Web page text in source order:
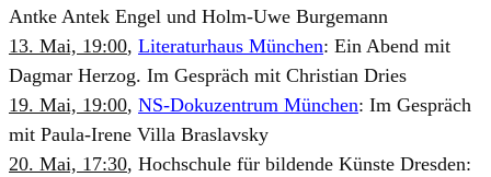
Antke Antek Engel und Holm-Uwe Burgemann
13. Mai, 19:00, Literaturhaus München: Ein Abend mit
Dagmar Herzog. Im Gespräch mit Christian Dries
19. Mai, 19:00, NS-Dokuzentrum München: Im Gespräch
mit Paula-Irene Villa Braslavsky
20. Mai, 17:30, Hochschule für bildende Künste Dresden: